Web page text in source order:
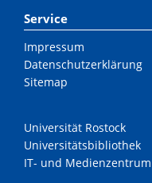
Service
Impressum
Datenschutzerklärung
Sitemap
Universität Rostock
Universitätsbibliothek
IT- und Medienzentrum